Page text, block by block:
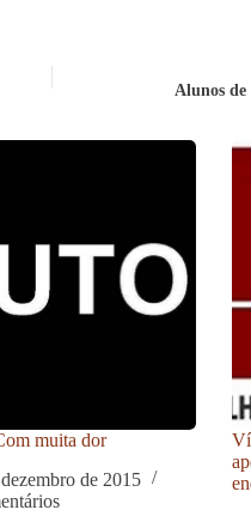
Alunos de
muita dor
de 2015